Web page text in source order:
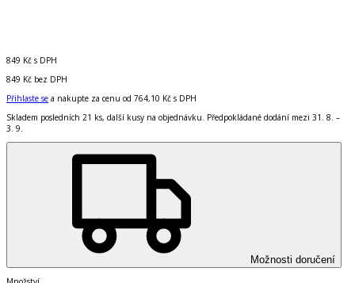
849 Kč s DPH
849 Kč bez DPH
Přihlaste se a nakupte za cenu od 764,10 Kč s DPH
Skladem posledních 21 ks, další kusy na objednávku. Předpokládané dodání mezi 31. 8. –
3. 9.
Možnosti doručení